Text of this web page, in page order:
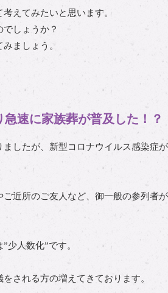
えてみたいと思います。
しょうか？
ましょう。
速に家族葬が普及した！
したが、新型コロナウイルス感染症
近所のご友人など、御一般の参列者
少人数化”です。
される方の増えてきております。